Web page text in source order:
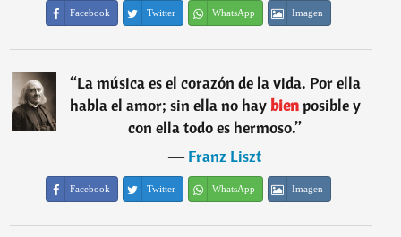
Facebook Twitter WhatsApp Imagen
“La música es el corazón de la vida. Por ella
habla el amor; sin ella no haybienposible y
con ella todo es hermoso.”
―Franz Liszt
Facebook Twitter WhatsApp Imagen